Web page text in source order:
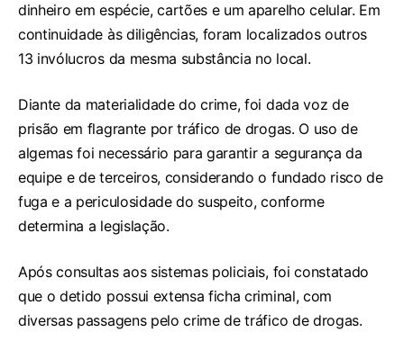
dinheiro em espécie, cartões e um aparelho celular. Em
continuidade às diligências, foram localizados outros
13 invólucros da mesma substância no local.
Diante da materialidade do crime, foi dada voz de
prisão em flagrante por tráfico de drogas. O uso de
algemas foi necessário para garantir a segurança da
equipe e de terceiros, considerando o fundado risco de
fuga e a periculosidade do suspeito, conforme
determina a legislação.
Após consultas aos sistemas policiais, foi constatado
que o detido possui extensa ficha criminal, com
diversas passagens pelo crime de tráfico de drogas.